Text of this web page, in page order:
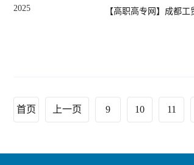
2025 【高职高专网】成都
首页 上一页 9 10 11